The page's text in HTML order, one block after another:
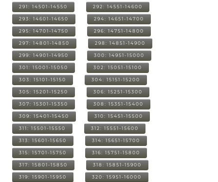
291: 14501-14550 292: 14551-14600
293: 14601-14650 294: 14651-14700
295: 14701-14750 296: 14751-14800
297: 14801-14850 298: 14851-14900
299: 14901-14950 300: 14951-15000
301: 15001-15050 302: 15051-15100
303: 15101-15150 304: 15151-15200
305: 15201-15250 306: 15251-15300
307: 15301-15350 308: 15351-15400
309: 15401-15450 310: 15451-15500
311: 15501-15550 312: 15551-15600
313: 15601-15650 314: 15651-15700
315: 15701-15750 316: 15751-15800
317: 15801-15850 318: 15851-15900
319: 15901-15950 320: 15951-16000